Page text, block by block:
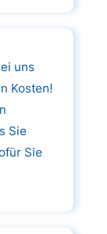
uns
Kosten!
Sie
Sie